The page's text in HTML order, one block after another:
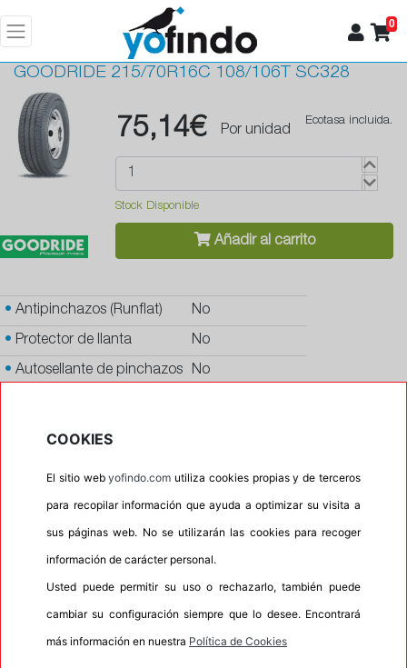
0
GOODRIDE 215/70R16C 108/106T SC328
75,14€ Por unidad
Ecotasa incluida.
Stock Disponible
Añadir al carrito
• Antipinchazos (Runflat) No
• Protector de llanta No
• Autosellante de pinchazos No
Espuma antiruido
P.O.R. No
Oportunidad No
Etiqueta energética Información Eprel
COOKIES
El sitio webyofindo.com utiliza cookies propias y de terceros
para recopilar información que ayuda a optimizar su visita a
sus páginas web. No se utilizarán las cookies para recoger
información de carácter personal.
Usted puede permitir su uso o rechazarlo, también puede
cambiar su configuración siempre que lo desee. Encontrará
más información en nuestra Política de Cookies